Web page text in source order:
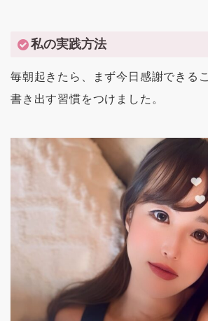
私の実践方法
毎朝起きたら、まず今日感謝できる
書き出す習慣をつけました。